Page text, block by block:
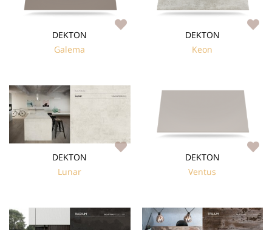
DEKTON
Keon
DEKTON
Galema
DEKTON
Ventus
DEKTON
Lunar